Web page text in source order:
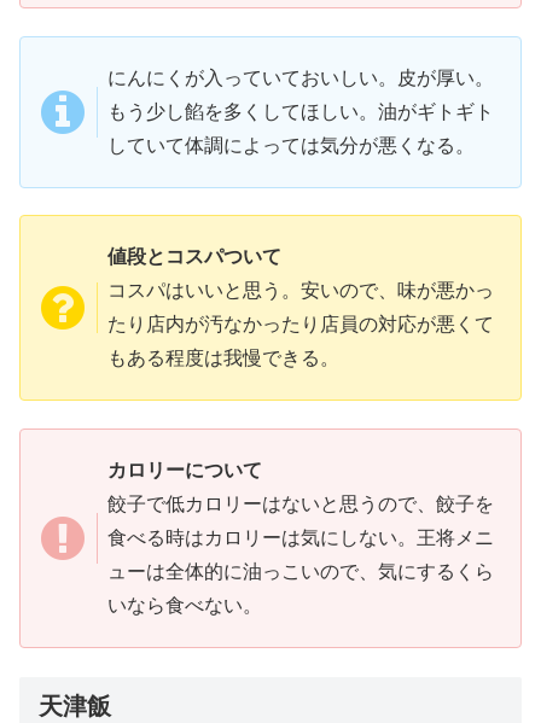
にんにくが入っていておいしい。皮が厚い。
もう少し餡を多くしてほしい。油がギトギト
していて体調によっては気分が悪くなる。
値段とコスパついて
コスパはいいと思う。安いので、味が悪かっ
たり店内が汚なかったり店員の対応が悪くて
もある程度は我慢できる。
カロリーについて
餃子で低カロリーはないと思うので、餃子を
食べる時はカロリーは気にしない。王将メニ
ューは全体的に油っこいので、気にするくら
いなら食べない。
天津飯